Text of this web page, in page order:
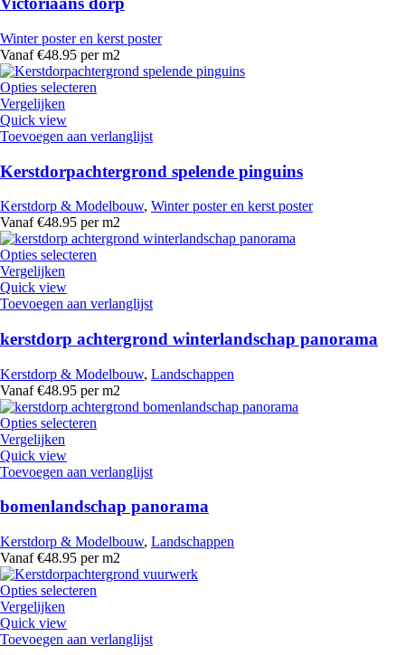
Winter poster en kerst poster
Vanaf €48.95 per m2
Opties selecteren
Vergelijken
Quick view
Toevoegen aan verlanglijst
Kerstdorpachtergrond spelende pinguins
Kerstdorp & Modelbouw, Winter poster en kerst poster
Vanaf €48.95 per m2
Opties selecteren
Vergelijken
Quick view
Toevoegen aan verlanglijst
kerstdorp achtergrond winterlandschap panorama
Kerstdorp & Modelbouw, Landschappen
Vanaf €48.95 per m2
Opties selecteren
Vergelijken
Quick view
Toevoegen aan verlanglijst
bomenlandschap panorama
Kerstdorp & Modelbouw, Landschappen
Vanaf €48.95 per m2
Opties selecteren
Vergelijken
Quick view
Toevoegen aan verlanglijst